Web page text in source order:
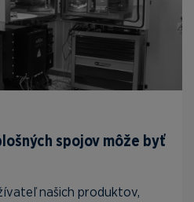
spojov môže byť
našich produktov,